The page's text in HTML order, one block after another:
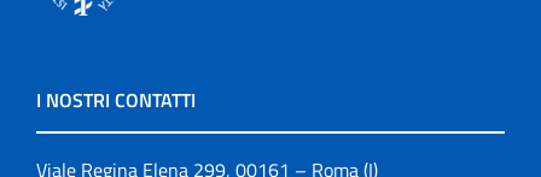
I NOSTRI CONTATTI
Viale Regina Elena 299, 00161 – Roma (I)